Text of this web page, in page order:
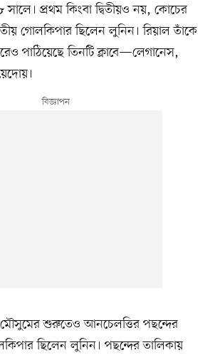
প্রথম কিংবা দ্বিতীয়ও নয়, কোচের
গোলকিপার ছিলেন লুনিন। রিয়াল তাঁকে
পাঠিয়েছে তিনটি ক্লাবে—লেগানেস,
শুরুতেও আনচেলত্তির পছন্দের
ছিলেন লুনিন। পছন্দের তালিকায়